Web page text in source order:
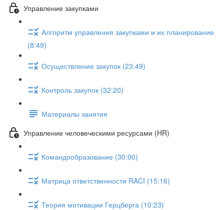
Управление закупками
Алгоритм управления закупками и их планирование
(8:49)
Осуществление закупок (23:49)
Контроль закупок (32:20)
Материалы занятия
Управление человеческими ресурсами (HR)
Командообразование (30:00)
Матрица ответственности RACI (15:16)
Теория мотивации Герцберга (10:23)